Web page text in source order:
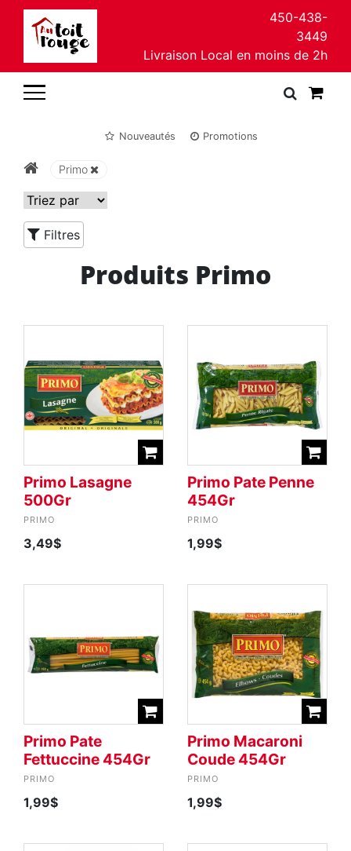
450-438-
3449
Livraison Local en moins de 2h
Nouveautés Promotions
Primo
Filtres
Produits Primo
Primo Lasagne
500Gr
PRIMO
3,49$
Primo Pate Penne
454Gr
PRIMO
1,99$
Primo Pate
Fettuccine 454Gr
PRIMO
1,99$
Primo Macaroni
Coude 454Gr
PRIMO
1,99$